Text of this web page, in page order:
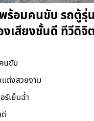
พร้อมคนขับ รถตู้
งเสียงชั้นดี ทีวีดิ
นขับ
ต่งสวยงาม
ร์เย็นฉ่ำ